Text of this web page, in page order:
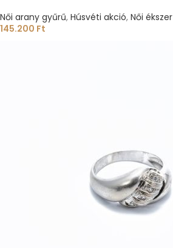
Női arany gyűrű, Húsvéti akció, Női ékszer
145.200 Ft